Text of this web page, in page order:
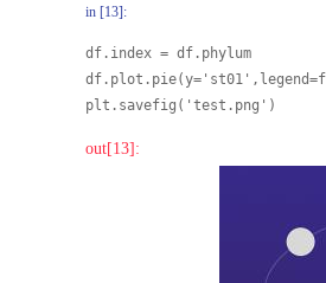
in [13]:
df.index = df.phylum
plt.savefig('test.png')
out[13]: